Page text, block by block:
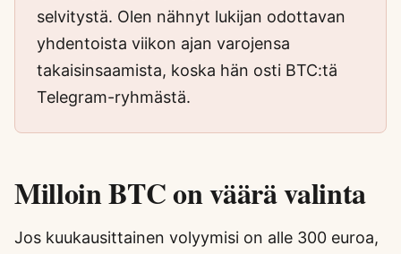
selvitystä. Olen nähnyt lukijan odottavan
yhdentoista viikon ajan varojensa
takaisinsaamista, koska hän osti BTC:tä
Telegram-ryhmästä.
Milloin BTC on väärä valinta
Jos kuukausittainen volyymisi on alle 300 euroa,